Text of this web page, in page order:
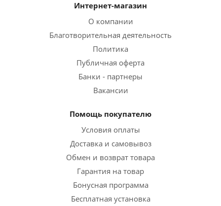
Интернет-магазин
О компании
Благотворительная деятельность
Политика
Публичная оферта
Банки - партнеры
Вакансии
Помощь покупателю
Условия оплаты
Доставка и самовывоз
Обмен и возврат товара
Гарантия на товар
Бонусная программа
Бесплатная установка